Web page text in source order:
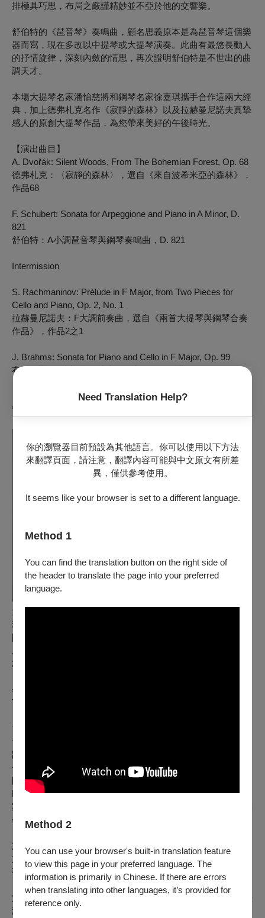
Need Translation Help?
你的瀏覽器目前預設為其他語言。你可以使用以下方法
來翻譯頁面，請注意，翻譯內容可能與中文原文有所差
異，僅供參考使用。
It seems like your browser is set to a different language.
Method 1
You can find the translation button on the right side of
the header to translate the page into your preferred
language.
Method 2
You can use your browser's built-in translation feature
to view this page in your preferred language. The
information is primarily in Chinese. If there are errors
when translating into other languages, it’s provided for
reference only.
排極具巧思，布局之嚴謹精妙並不亞於他的交響樂。
舒伯特的《琶音琴》奏鳴曲，顧名思義原本是為琶音琴這個樂
器而寫，現在多改以中提琴或大提琴演奏。此曲有最悠長動人
的抒情旋律，深刻內斂的情思，再次證明舒伯特是不世出的曲
調天才。
本場大提琴名家潘怡慈將和鋼琴名家徐嘉琪攜手合作這兩大經
典，加上德弗札克名作《寂靜的森林》以及拉赫曼尼諾夫真摯
感人的原創大提琴作品，為您帶來美好的午後時光。
【演出曲目】
A. Dvořák: Silent Woods, From The Bohemian Forest, Op. 68
德弗札克：〈寂靜的森林〉，選自《來自波希米亞的森林》，
作品68
F. Schubert: Sonata for Arpeggione and Piano in A Minor, D.
821
舒伯特：A小調琶音琴與鋼琴奏鳴曲，D. 821
Intermission
S. Rachmaninov: Prélude in F Major, from Two Pieces for
Cello and Piano, Op. 2, No. 1
拉赫曼尼諾夫：F大調前奏曲，選自《兩首大提琴與鋼琴合奏
作品》，作品2之1
J. Brahms: Sonata for Piano and Cello in F Major, Op. 99
布拉姆斯：F大調第二號大提琴與鋼琴奏鳴曲，作品99
【長度參考】約110分鐘（含中場休息20分鐘+導聆）
*以上演出內容或順序等若有異動，以實際演出為準。
大提琴｜潘怡慈
現任國立臺北教育大學音樂學系大提琴兼任助理教授。曾任貴
2024-2025年擔任國立臺灣交響樂團大提琴首席。
畢業於德國漢堡音樂與戲劇學院（Hochschule für Musik und
Theater Hamburg），獲頒「大提琴最高演奏家文憑」
市賽大提琴組第一名及全國賽第一名。1999年榮獲「中華開發
音樂人才潛力獎」，由大提琴家馬友友親自頒獎。2004年通過
跳級考試資格，於六年內完成國立臺南藝術大學音樂學系七年
一貫制學程，獲頒「藝術學士」學位。其後通過考試，取得德
國柏林漢斯艾斯樂音樂學院（Hochschule für Musik Hanns-
Eisler）入學資格，師事名家Stephan Forck教授，攻讀「音樂
家文憑」。2011年再度以優異的成績考入德國漢堡音樂與戲劇
學院，師從Niklas Schmidt教授。
旅德期間，在南藝大李肇修校長推薦下，獲已故奇美創辦人許
文龍先生賞識，長期贊助潘怡慈樂器於國外學習及參與國際賽
事，曾贏得第四屆上海國際大提琴比賽第三名及最佳臺風獎、
日本琉球Sugar Hall比賽第二名、第十五屆布拉姆斯國際大賽
第三名，及艾利斯梅耶國際大賽第一名。1999年，在前國立臺
灣交響樂團團長陳澄雄指揮的帶領下，受邀於總統府介壽館演